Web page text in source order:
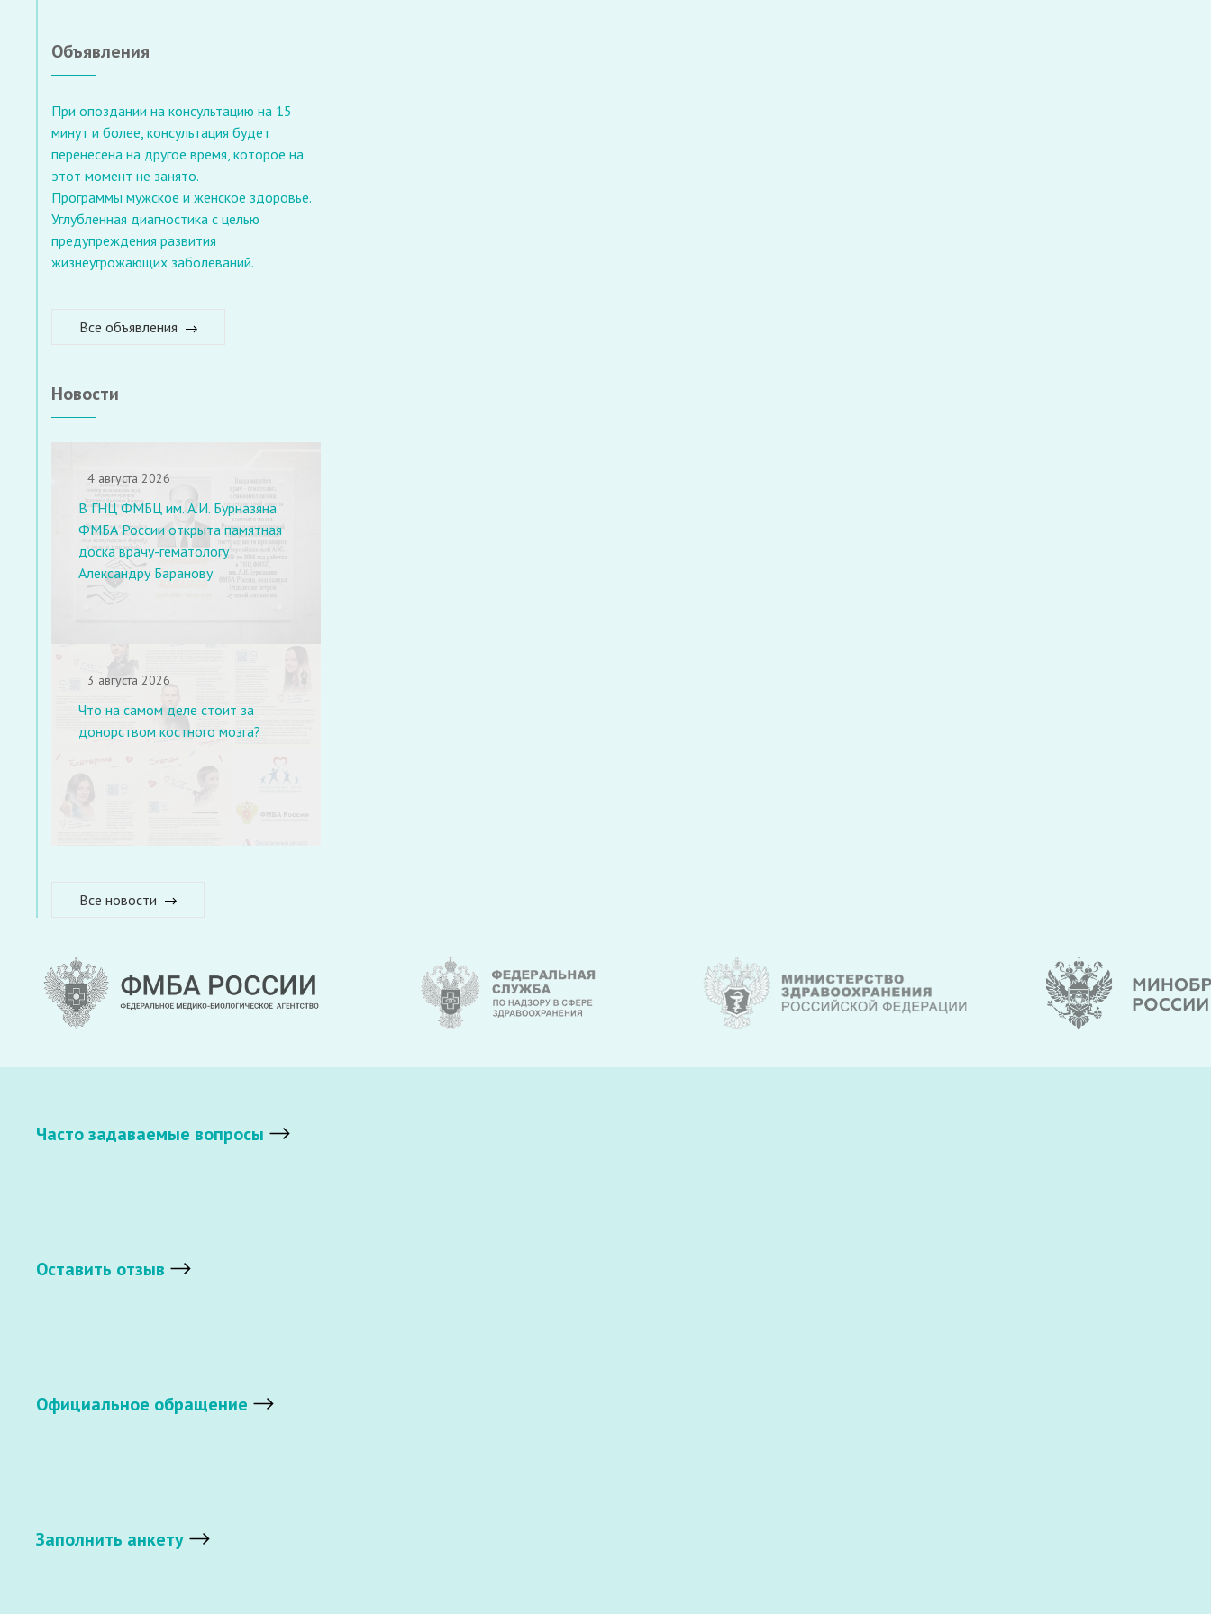
Объявления
При опоздании на консультацию на 15
минут и более, консультация будет
перенесена на другое время, которое на
этот момент не занято.
Программы мужское и женское здоровье.
Углубленная диагностика с целью
предупреждения развития
жизнеугрожающих заболеваний.
Все объявления
Новости
4 августа 2026
В ГНЦ ФМБЦ им. А.И. Бурназяна
ФМБА России открыта памятная
доска врачу-гематологу
Александру Баранову
3 августа 2026
Что на самом деле стоит за
донорством костного мозга?
Все новости
Часто задаваемые вопросы
Оставить отзыв
Официальное обращение
Заполнить анкету